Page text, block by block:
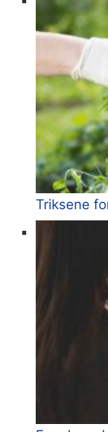
Triksene